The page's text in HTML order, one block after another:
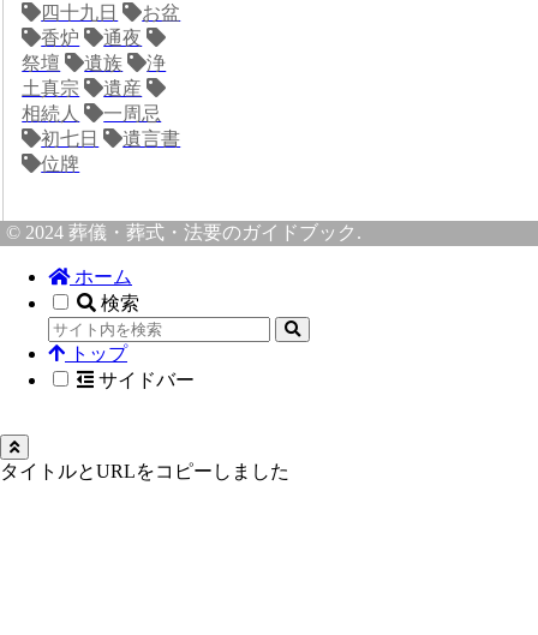
四十九日
お盆
香炉
通夜
祭壇
遺族
浄
土真宗
遺産
相続人
一周忌
初七日
遺言書
位牌
© 2024 葬儀・葬式・法要のガイドブック.
ホーム
検索
トップ
サイドバー
タイトルとURLをコピーしました